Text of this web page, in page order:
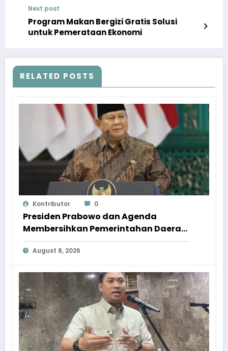
Next post
Program Makan Bergizi Gratis Solusi
untuk Pemerataan Ekonomi
RELATED POSTS
Kontributor 0
Presiden Prabowo dan Agenda
Membersihkan Pemerintahan Daerah
dari Korupsi
August 8, 2026